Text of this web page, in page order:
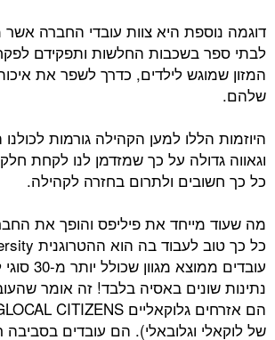
היא צוות עובדי החברה אשר מגיעים
החלשות ותפקידם לפקח על איכות
לילדים, כדרך לשפר את איכות החיים
למען הקהילה גורמות לכולנו התרגשות
על כך שמזדמן לנו לקחת חלק בפרויקטים
ולתרום בחזרה לקהילה.
את פיליפס והופך את החברה למקום
כל כך טוב לעבוד בה הוא ההטרוגנית diversity. יש לנו
עובדים ממוצא מגוון שכולל יותר מ-30 סוגי לאום /
באסיה בלבד! זה אומר שהעובדים שלנו
הם אזרחים גלוקאליים GLOCAL CITIZENS (*שילוב
וגלובאלי). הם עובדים בסביבה רב לאומית